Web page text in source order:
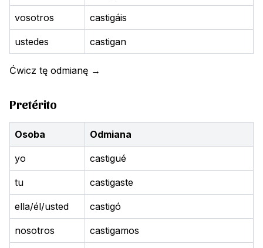
vosotros castigáis
ustedes castigan
Ćwicz tę odmianę →
Pretérito
Osoba Odmiana
yo castigué
tu castigaste
ella/él/usted castigó
nosotros castigamos